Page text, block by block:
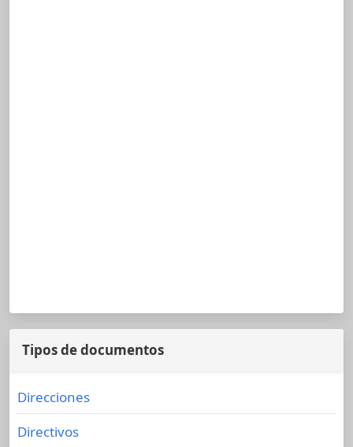
Tipos de documentos
Direcciones
Directivos